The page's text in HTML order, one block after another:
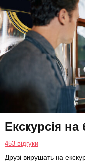
Екскурсія
453 відгуки
Друзі вирушать на